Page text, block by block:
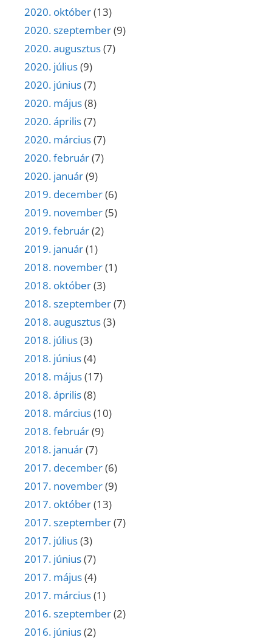
2020. október(13)
2020. szeptember(9)
2020. augusztus(7)
2020. július(9)
2020. június(7)
2020. május(8)
2020. április(7)
2020. március(7)
2020. február(7)
2020. január(9)
2019. december(6)
2019. november(5)
2019. február(2)
2019. január(1)
2018. november(1)
2018. október(3)
2018. szeptember(7)
2018. augusztus(3)
2018. július(3)
2018. június(4)
2018. május(17)
2018. április(8)
2018. március(10)
2018. február(9)
2018. január(7)
2017. december(6)
2017. november(9)
2017. október(13)
2017. szeptember(7)
2017. július(3)
2017. június(7)
2017. május(4)
2017. március(1)
2016. szeptember(2)
2016. június(2)